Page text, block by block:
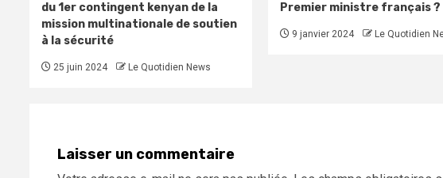
du 1er contingent kenyan de la
mission multinationale de soutien
à la sécurité
25 juin 2024 Le Quotidien News
Premier ministre français ?
9 janvier 2024 Le Quotidien
Laisser un commentaire